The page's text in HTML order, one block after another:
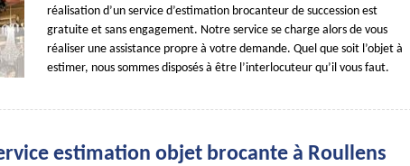
réalisation d’un service d’estimation brocanteur de succession est
gratuite et sans engagement. Notre service se charge alors de vous
réaliser une assistance propre à votre demande. Quel que soit l’objet à
estimer, nous sommes disposés à être l’interlocuteur qu’il vous faut.
estimation objet brocante à Roullens